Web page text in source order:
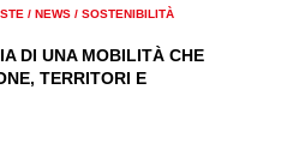
/ NEWS / SOSTENIBILITÀ
DI UNA MOBILITÀ CHE
TERRITORI E